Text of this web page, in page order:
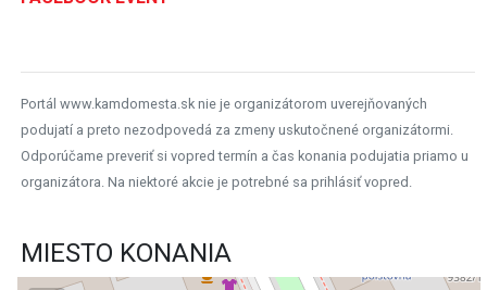
Portál www.kamdomesta.sk nie je organizátorom uverejňovaných
podujatí a preto nezodpovedá za zmeny uskutočnené organizátormi.
Odporúčame preveriť si vopred termín a čas konania podujatia priamo u
organizátora. Na niektoré akcie je potrebné sa prihlásiť vopred.
MIESTO KONANIA